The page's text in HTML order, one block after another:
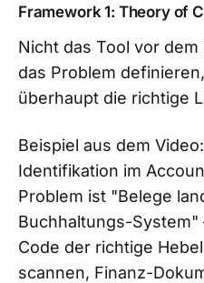
Framework 1: Theory of
Nicht das Tool vor
das Problem
überhaupt die richtige
Beispiel aus dem
Identifikation im
Problem ist "Belege
Buchhaltungs-
Code der richtige
scannen, Finanz-